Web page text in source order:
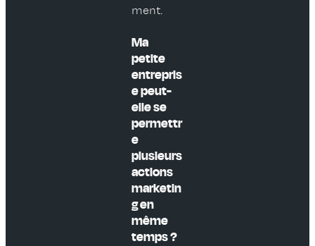
ment.
Ma
petite
entrepris
e peut-
elle se
permettr
e
plusieurs
actions
marketin
g en
même
temps ?